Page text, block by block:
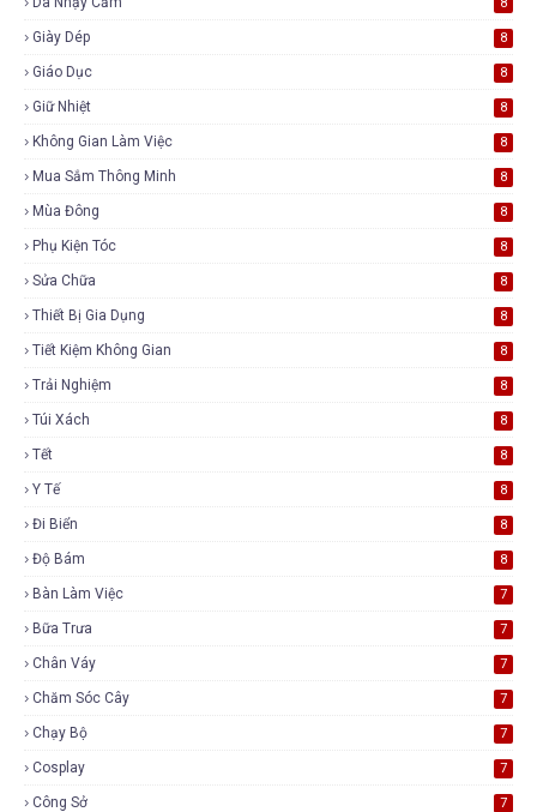
Giày Dép 8
Giáo Dục 8
Giữ Nhiệt 8
Không Gian Làm Việc 8
Mua Sắm Thông Minh 8
Mùa Đông 8
Phụ Kiện Tóc 8
Sửa Chữa 8
Thiết Bị Gia Dụng 8
Tiết Kiệm Không Gian 8
Trải Nghiệm 8
Túi Xách 8
Tết 8
Y Tế 8
Đi Biển 8
Độ Bám 8
Bàn Làm Việc 7
Bữa Trưa 7
Chân Váy 7
Chăm Sóc Cây 7
Chạy Bộ 7
Cosplay 7
Công Sở 7